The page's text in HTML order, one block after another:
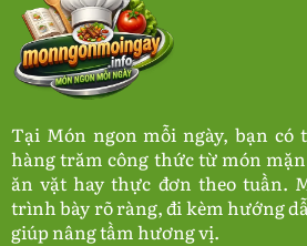
Tại Món ngon mỗi ngày, bạn có
hàng trăm công thức từ món
ăn vặt hay thực đơn theo tuần.
trình bày rõ ràng, đi kèm hướng
giúp nâng tầm hương vị.